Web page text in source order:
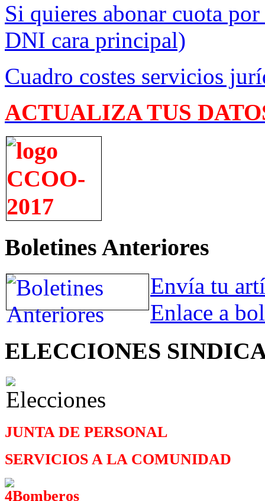
Si quieres abonar cuota
DNI cara principal)
Cuadro costes servicios
ACTUALIZA TUS
Boletines Anteriores
Envía tu
Enlace a
ELECCIONES
JUNTA DE PERSONAL
SERVICIOS A LA COMUNIDAD